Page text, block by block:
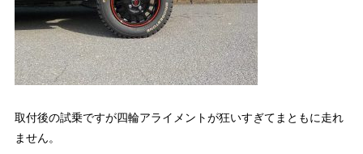
取付後の試乗ですが四輪アライメントが狂いすぎてまともに走れ
ません。